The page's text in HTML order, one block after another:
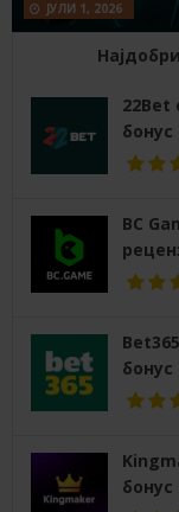
ЈУЛИ 1, 2026
Најдобри
22Bet
бонус
BC
бонус
бонус